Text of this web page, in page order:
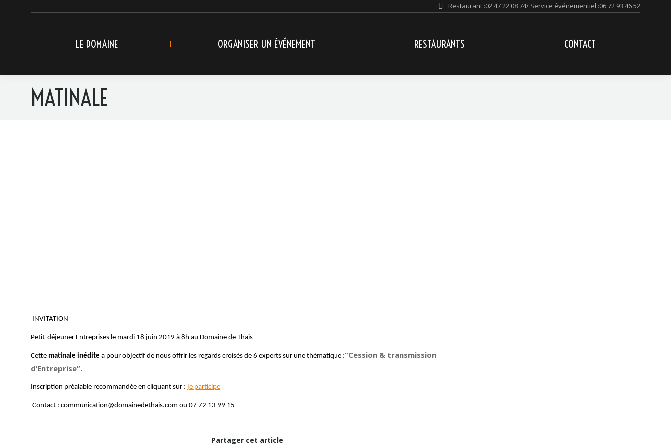
Restaurant :02 47 22 08 74/ Service événementiel :06 72 93 46 52
LE DOMAINE ORGANISER UN ÉVÉNEMENT RESTAURANTS CONTACT
MATINALE
INVITATION
Petit-déjeuner Entreprises le mardi 18 juin 2019 à 8h au Domaine de Thais
Cette matinale inédite a pour objectif de nous offrir les regards croisés de 6 experts sur une thématique :“Cession & transmission
d’Entreprise”.
Inscription préalable recommandée en cliquant sur : je participe
Contact : communication@domainedethais.com ou 07 72 13 99 15
Partager cet article